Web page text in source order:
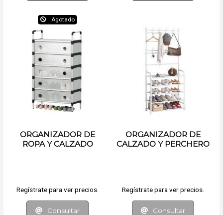
Agotado
ORGANIZADOR DE
ROPA Y CALZADO
Regístrate para ver precios.
Consultar
ORGANIZADOR DE
CALZADO Y PERCHERO
Regístrate para ver precios.
Consultar